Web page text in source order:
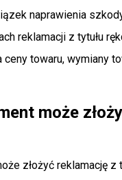
naprawienia
reklamacji z tytułu
towaru, wymiany
może
złożyć reklamację